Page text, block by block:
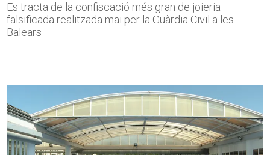
Es tracta de la confiscació més gran de joieria
falsificada realitzada mai per la Guàrdia Civil a les
Balears